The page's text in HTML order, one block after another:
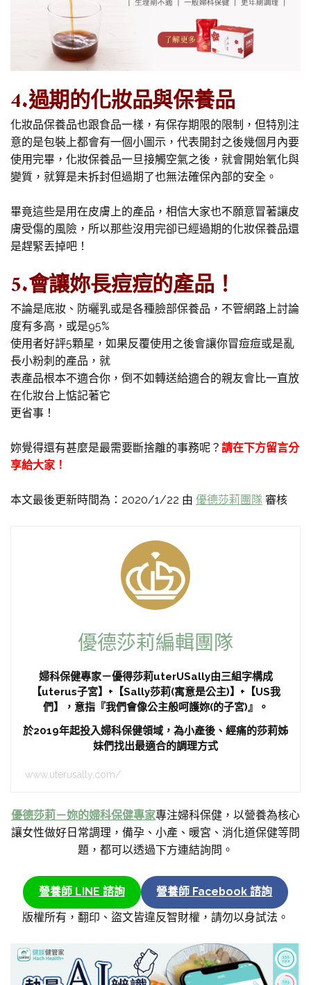
4.過期的化妝品與保養品
化妝品保養品也跟食品一樣，有保存期限的限制，但特別注
意的是包裝上都會有一個小圖示，代表開封之後幾個月內要
使用完畢，化妝保養品一旦接觸空氣之後，就會開始氧化與
變質，就算是未拆封但過期了也無法確保內部的安全。
畢竟這些是用在皮膚上的產品，相信大家也不願意冒著讓皮
膚受傷的風險，所以那些沒用完卻已經過期的化妝保養品還
是趕緊丟掉吧！
5.會讓妳長痘痘的產品！
不論是底妝、防曬乳或是各種臉部保養品，不管網路上討論
度有多高，或是95%
使用者好評5顆星，如果反覆使用之後會讓你冒痘痘或是亂
長小粉刺的產品，就
表產品根本不適合你，倒不如轉送給適合的親友會比一直放
在化妝台上惦記著它
更省事！
妳覺得還有甚麼是最需要斷捨離的事務呢？ 請在下方留言分
享給大家！
本文最後更新時間為：2020/1/22 由 優德莎莉團隊 審核
優德莎莉編輯團隊
婦科保健專家－優得莎莉uterUSally由三組字構成
【uterus子宮】+【Sally莎莉(寓意是公主)】+【US我
們】，意指『我們會像公主般呵護妳(的子宮)』。
於2019年起投入婦科保健領域，為小產後、經痛的莎莉姊
妹們找出最適合的調理方式
www.uterusally.com/
優德莎莉－妳的婦科保健專家專注婦科保健，以營養為核心
讓女性做好日常調理，備孕、小產、暖宮、消化道保健等問
題，都可以透過下方連結詢問。
營養師 LINE 諮詢
營養師 Facebook 諮詢
版權所有，翻印、盜文皆違反智財權，請勿以身試法。